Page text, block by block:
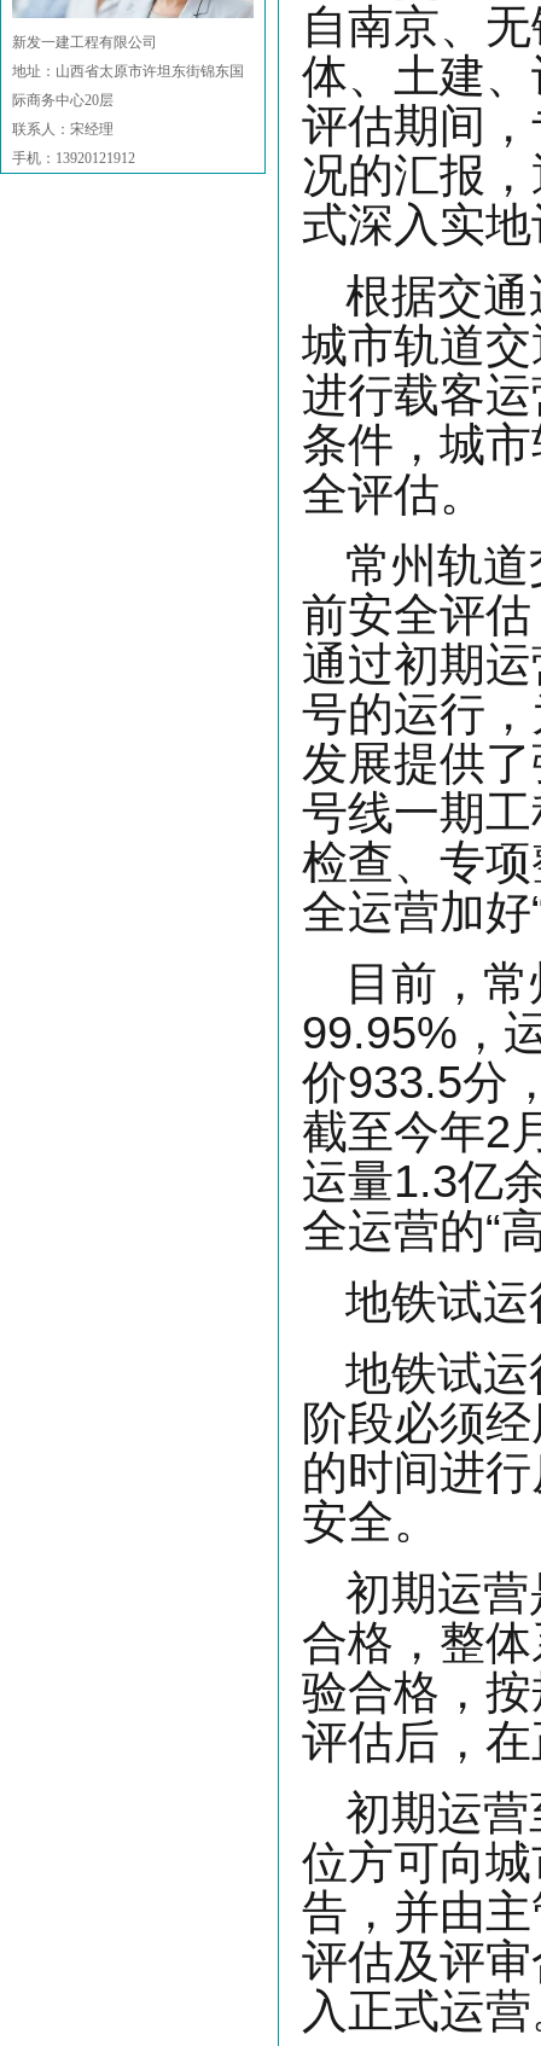
新发一建工程有限公司
地址：山西省太原市许坦东街锦东国
际商务中心20层
联系人：宋经理
手机：13920121912
自南京、
体、土建
评估期间
况的汇报
式深入实
根据交
城市轨道
进行载客
条件，城
全评估。
常州轨
前安全评
通过初期
号的运行
发展提供
号线一期
检查、专
全运营加好
目前，
99.95%，
价933.5分
截至今年2
运量1.3亿
全运营的“
地铁试
地铁试
阶段必须
的时间进
安全。
初期运
合格，整
验合格，
评估后，
初期运
位方可向
告，并由
评估及评
入正式运